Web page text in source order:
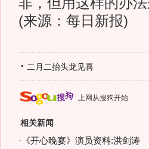
(来源：每日新报)
二月二抬头龙见喜
上网从搜狗开始
相关新闻
· 《开心晚宴》演员资料:洪剑涛